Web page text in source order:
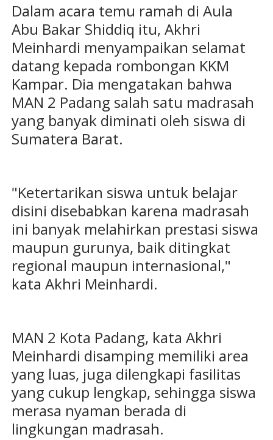
Dalam acara temu ramah di Aula
Abu Bakar Shiddiq itu, Akhri
Meinhardi menyampaikan selamat
datang kepada rombongan KKM
Kampar. Dia mengatakan bahwa
MAN 2 Padang salah satu madrasah
yang banyak diminati oleh siswa di
Sumatera Barat.
"Ketertarikan siswa untuk belajar
disini disebabkan karena madrasah
ini banyak melahirkan prestasi siswa
maupun gurunya, baik ditingkat
regional maupun internasional,"
kata Akhri Meinhardi.
MAN 2 Kota Padang, kata Akhri
Meinhardi disamping memiliki area
yang luas, juga dilengkapi fasilitas
yang cukup lengkap, sehingga siswa
merasa nyaman berada di
lingkungan madrasah.